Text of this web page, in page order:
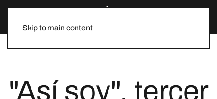
Skip to main content
"Así soy", tercer